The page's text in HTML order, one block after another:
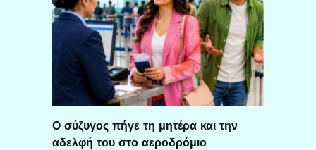
Ο σύζυγος πήγε τη μητέρα και την
αδελφή του στο αεροδρόμιο